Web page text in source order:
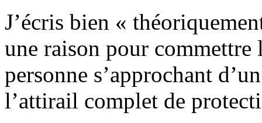
J’écris bien «
une raison pour
personne s’approchant
l’attirail complet de